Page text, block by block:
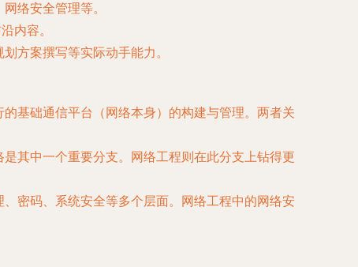
络安全管理等。
内容。
方案撰写等实际动手能力。
基础通信平台（网络本身）的构建与管理。两者关
其中一个重要分支。网络工程则在此分支上钻得更
密码、系统安全等多个层面。网络工程中的网络安